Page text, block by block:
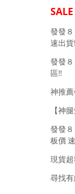
SALE
發發
速出貨
發發
區!!
神推
【神
發發
板價
現貨
尋找